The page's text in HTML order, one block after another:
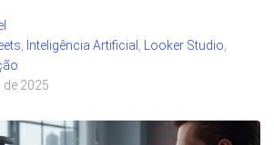
, Inteligência Artificial , Looker Studio,
2025